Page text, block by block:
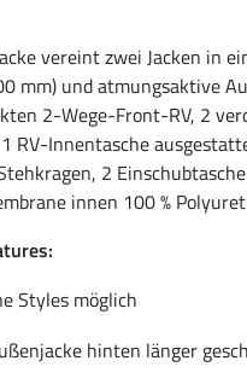
vereint zwei Jacken in
mm) und atmungsaktive
2-Wege-Front-RV, 2
RV-Innentasche
2
innen 100 %
Styles möglich
hinten länger